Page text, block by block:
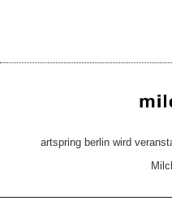
artspring berlin wird